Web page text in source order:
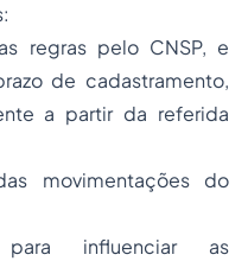
regras pelo CNSP, e
de cadastramento,
a partir da referida
movimentações do
influenciar as